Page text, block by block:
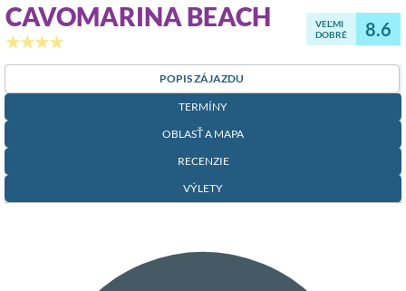
CAVOMARINA BEACH
★★★★
VEĽMI
DOBRÉ
8.6
POPIS ZÁJAZDU
TERMÍNY
OBLASŤ A MAPA
RECENZIE
VÝLETY